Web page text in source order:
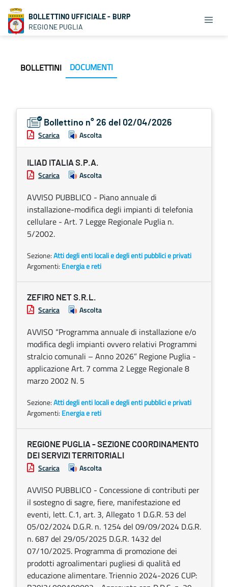
BOLLETTINO UFFICIALE - BURP
REGIONE PUGLIA
BOLLETTINI DOCUMENTI
Bollettino n° 26 del 02/04/2026
Scarica Ascolta
ILIAD ITALIA S.P.A.
Scarica Ascolta
AVVISO PUBBLICO - Piano annuale di
installazione-modifica degli impianti di telefonia
cellulare - Art. 7 Legge Regionale Puglia n.
5/2002.
Sezione:Atti degli enti locali e degli enti pubblici e privati
Argomenti: Energia e reti
ZEFIRO NET S.R.L.
Scarica Ascolta
AVVISO “Programma annuale di installazione e/o
modifica degli impianti ovvero relativi Programmi
stralcio comunali – Anno 2026” Regione Puglia -
applicazione Art. 7 comma 2 Legge Regionale 8
marzo 2002 N. 5
Sezione:Atti degli enti locali e degli enti pubblici e privati
Argomenti: Energia e reti
REGIONE PUGLIA - SEZIONE COORDINAMENTO
DEI SERVIZI TERRITORIALI
Scarica Ascolta
AVVISO PUBBLICO - Concessione di contributi per
il sostegno di sagre, fiere, manifestazione ed
eventi, lett. C.1, art. 3, Allegato 1 D.G.R. 53 del
05/02/2024 D.G.R. n. 1254 del 09/09/2024 D.G.R.
n. 687 del 29/05/2025 D.G.R. 1432 del
07/10/2025. Programma di promozione dei
prodotti agroalimentari pugliesi di qualità ed
educazione alimentare. Triennio 2024-2026 CUP: